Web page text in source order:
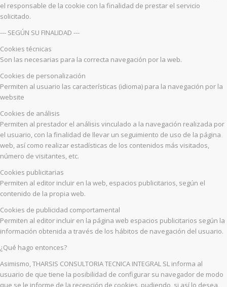
el responsable de la cookie con la finalidad de prestar el servicio
solicitado.
--- SEGÚN SU FINALIDAD ---
Cookies técnicas
Son las necesarias para la correcta navegación por la web.
Cookies de personalización
Permiten al usuario las características (idioma) para la navegación por la
website
Cookies de análisis
Permiten al prestador el análisis vinculado a la navegación realizada por
el usuario, con la finalidad de llevar un seguimiento de uso de la página
web, así como realizar estadísticas de los contenidos más visitados,
número de visitantes, etc.
Cookies publicitarias
Permiten al editor incluir en la web, espacios publicitarios, según el
contenido de la propia web.
Cookies de publicidad comportamental
Permiten al editor incluir en la página web espacios publicitarios según la
información obtenida a través de los hábitos de navegación del usuario.
¿Qué hago entonces?
Asimismo, THARSIS CONSULTORIA TECNICA INTEGRAL SL informa al
usuario de que tiene la posibilidad de configurar su navegador de modo
que se le informe de la recepción de cookies, pudiendo, si así lo desea,